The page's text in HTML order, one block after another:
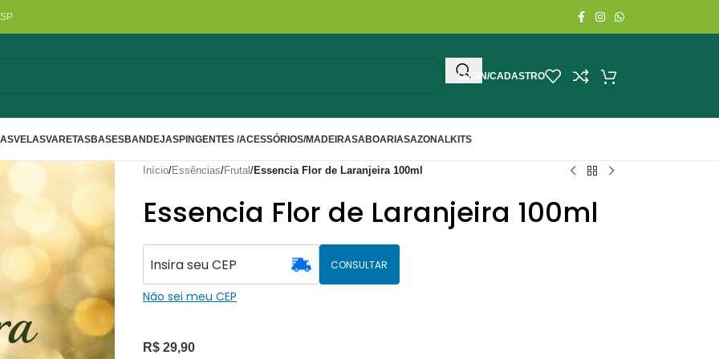
LOGIN/CADASTRO
VELASVARETASBASESBANDEJASPINGENTES /ACESSÓRIOS/MADEIRASABOARIASAZONALKITS
Início/Essências/Frutal /Essencia Flor de Laranjeira 100ml
Essencia Flor de Laranjeira 100ml
CONSULTAR
Não sei meu CEP
R$29,90